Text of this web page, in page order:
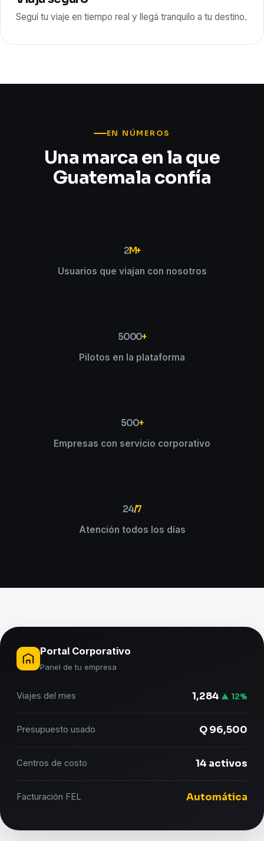
Seguí tu viaje en tiempo real y llegá tranquilo a tu destino.
EN NÚMEROS
Una marca en la que
Guatemala confía
2M+
Usuarios que viajan con nosotros
5000+
Pilotos en la plataforma
500+
Empresas con servicio corporativo
24/7
Atención todos los días
Portal Corporativo
Panel de tu empresa
Viajes del mes 1,284 ▲ 12%
Presupuesto usado Q 96,500
Centros de costo 14 activos
Facturación FEL Automática